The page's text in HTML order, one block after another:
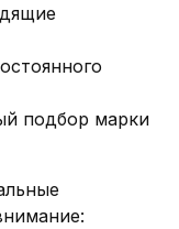
подбор марки